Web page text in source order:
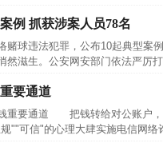
例 抓获涉案人员78名
赌球违法犯罪，公布10起典型
然滋生。公安网安部门依法严厉
要通道
要通道 把钱转给对公账户，
""可信"的心理大肆实施电信网络